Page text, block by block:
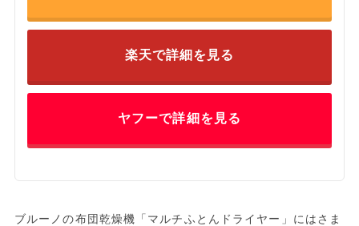
楽天で詳細を見る
ヤフーで詳細を見る
ブルーノの布団乾燥機「マルチふとんドライヤー」にはさま